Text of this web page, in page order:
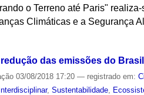
o Terreno até Paris"
Climáticas e a Segurança
das emissões do Brasil
03/08/2018 17:20— registrado em:
Interdisciplinar,Sustentabilidade